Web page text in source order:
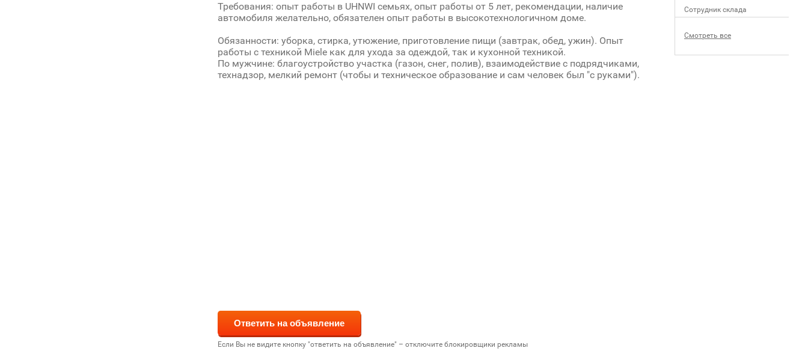
Требования: опыт работы в UHNWI семьях, опыт работы от 5 лет, рекомендации, наличие
автомобиля желательно, обязателен опыт работы в высокотехнологичном доме.
Обязанности: уборка, стирка, утюжение, приготовление пищи (завтрак, обед, ужин). Опыт
работы с техникой Miele как для ухода за одеждой, так и кухонной техникой.
По мужчине: благоустройство участка (газон, снег, полив), взаимодействие с подрядчиками,
технадзор, мелкий ремонт (чтобы и техническое образование и сам человек был "с руками").
Если Вы не видите кнопку "ответить на объявление" – отключите блокировщики рекламы
Сотрудник склада
Смотреть все